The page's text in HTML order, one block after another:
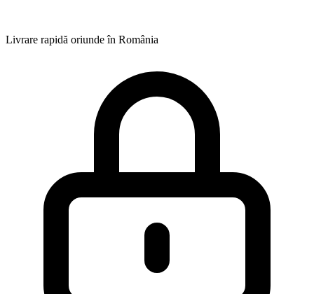
Livrare rapidă oriunde în România